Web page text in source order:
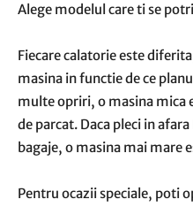
Alege modelul care ti se
Fiecare calatorie este
masina in functie de ce
multe opriri, o masina mica
de parcat. Daca pleci in
bagaje, o masina mai mare
Pentru ocazii speciale, poti